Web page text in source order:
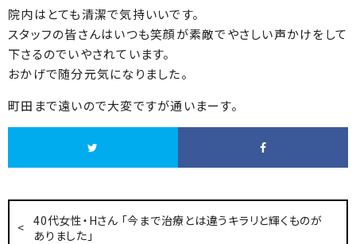
院内はとても清潔で気持いいです。
スタッフの皆さんはいつも笑顔が素敵でやさしい声かけをして
下さるのでいやされています。
おかげで随分元気になりました。
町田まで遠いので大変ですが通いまーす。
40代女性・Hさん 「今まで治療とは違うキラリと輝くものが
ありました」